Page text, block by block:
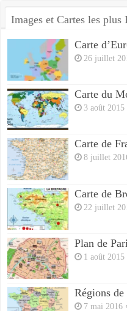
Images et Cartes les plus
Carte
26 juillet
Carte du
3 août 2015
Carte de
8 juillet
Carte de
22 juillet
Plan de
1 août 2015
Régions de
7 mai 2016